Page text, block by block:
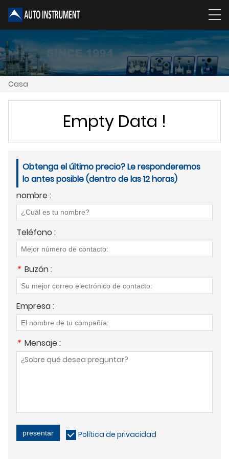
Casa
Empty Data !
Obtenga el último precio? Le responderemos
lo antes posible (dentro de las 12 horas)
nombre :
Teléfono :
* Buzón :
Empresa :
* Mensaje :
presentar Política de privacidad